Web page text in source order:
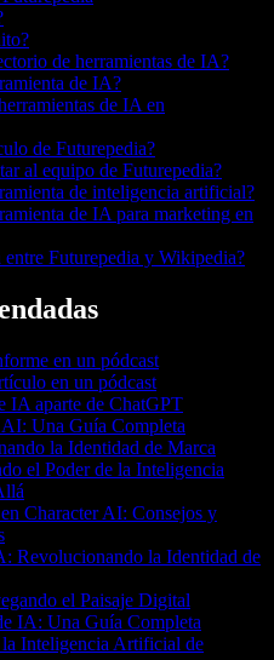
de herramientas de IA?
de IA?
de IA en
de Futurepedia?
al equipo de Futurepedia?
de inteligencia artificial?
de IA para marketing en
entre Futurepedia y Wikipedia?
en un pódcast
en un pódcast
IA aparte de ChatGPT
Una Guía Completa
la Identidad de Marca
el Poder de la Inteligencia
Character AI: Consejos y
Revolucionando la Identidad de
el Paisaje Digital
IA: Una Guía Completa
Inteligencia Artificial de